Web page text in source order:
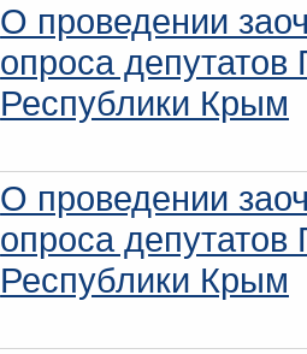
О проведении
опроса депутатов
Республики Крым
О проведении
опроса депутатов
Республики Крым